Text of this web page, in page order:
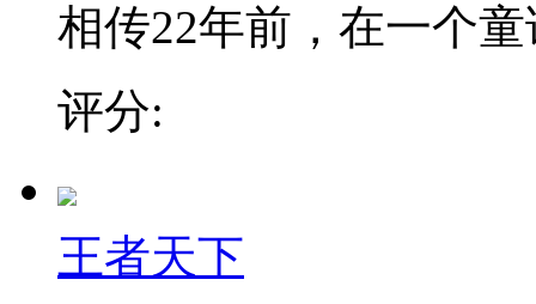
相传22年前，在一个
评分:
王者天下